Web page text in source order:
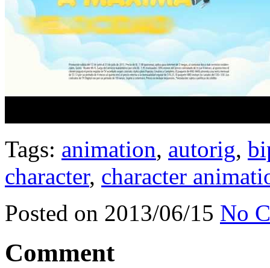
Tags: animation, autorig,
character, character
Posted on 2013/06/15 No
Comment